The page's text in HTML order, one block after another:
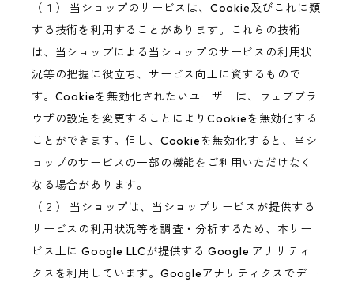
（１） 当ショップのサービスは、Cookie及びこれに類
する技術を利用することがあります。これらの技術
は、当ショップによる当ショップのサービスの利用状
況等の把握に役立ち、サービス向上に資するもので
す。Cookieを無効化されたいユーザーは、ウェブブラ
ウザの設定を変更することによりCookieを無効化する
ことができます。但し、Cookieを無効化すると、当シ
ョップのサービスの一部の機能をご利用いただけなく
なる場合があります。
（２） 当ショップは、当ショップサービスが提供する
サービスの利用状況等を調査・分析するため、本サー
ビス上に Google LLCが提供する Google アナリティ
クスを利用しています。Googleアナリティクスでデー